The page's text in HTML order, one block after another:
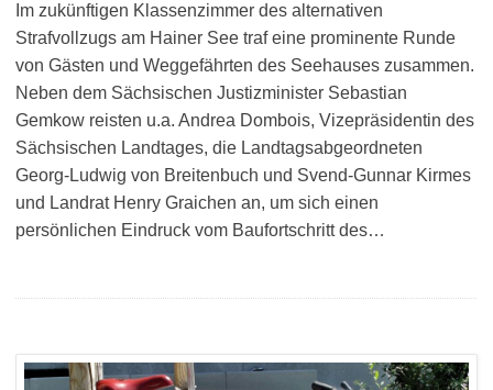
Im zukünftigen Klassenzimmer des alternativen
Strafvollzugs am Hainer See traf eine prominente Runde
von Gästen und Weggefährten des Seehauses zusammen.
Neben dem Sächsischen Justizminister Sebastian
Gemkow reisten u.a. Andrea Dombois, Vizepräsidentin des
Sächsischen Landtages, die Landtagsabgeordneten
Georg-Ludwig von Breitenbuch und Svend-Gunnar Kirmes
und Landrat Henry Graichen an, um sich einen
persönlichen Eindruck vom Baufortschritt des…